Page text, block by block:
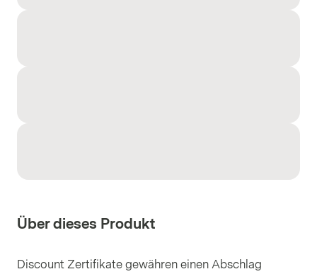
Über dieses Produkt
Discount Zertifikate gewähren einen Abschlag